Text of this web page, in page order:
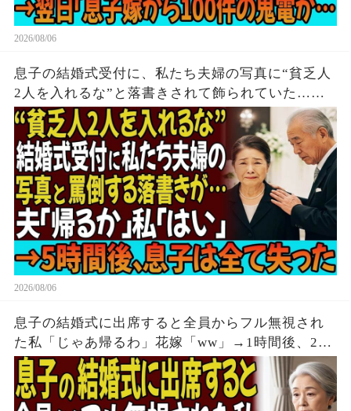
2026/08/06
息子の結婚式受付に、私たち夫婦の写真に“貧乏人
2人を入れるな”と落書きされて飾られていた…夫
「帰るか」私「はい」→無言で立ち去った5時間
後、息子は全てを失う結末を迎えた
2026/08/06
息子の結婚式に出席すると全員からフル無視され
た私「じゃあ帰るわ」花嫁「ww」→1時間後、2人
からの鬼電をフル無視した